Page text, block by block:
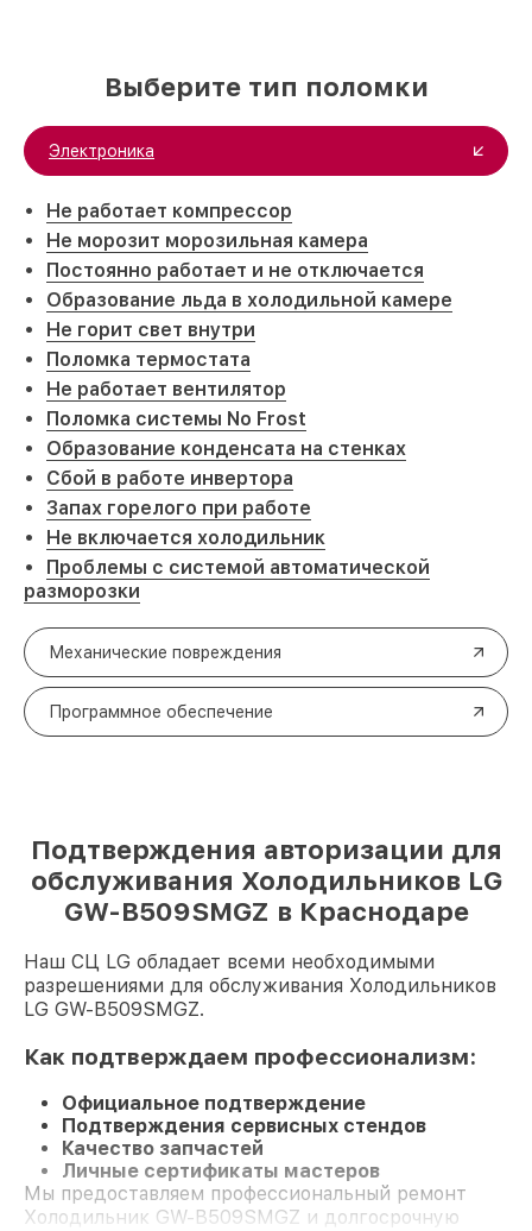
Выберите тип поломки
Электроника
Не работает компрессор
Не морозит морозильная камера
Постоянно работает и не отключается
Образование льда в холодильной камере
Не горит свет внутри
Поломка термостата
Не работает вентилятор
Поломка системы No Frost
Образование конденсата на стенках
Сбой в работе инвертора
Запах горелого при работе
Не включается холодильник
Проблемы с системой автоматической
разморозки
Механические повреждения
Программное обеспечение
Подтверждения авторизации для
обслуживания Холодильников LG
GW-B509SMGZ в Краснодаре
Наш СЦ LG обладает всеми необходимыми
разрешениями для обслуживания Холодильников
LG GW-B509SMGZ.
Как подтверждаем профессионализм:
Официальное подтверждение
Подтверждения сервисных стендов
Качество запчастей
Личные сертификаты мастеров
Мы предоставляем профессиональный ремонт
Холодильник GW-B509SMGZ и долгосрочную